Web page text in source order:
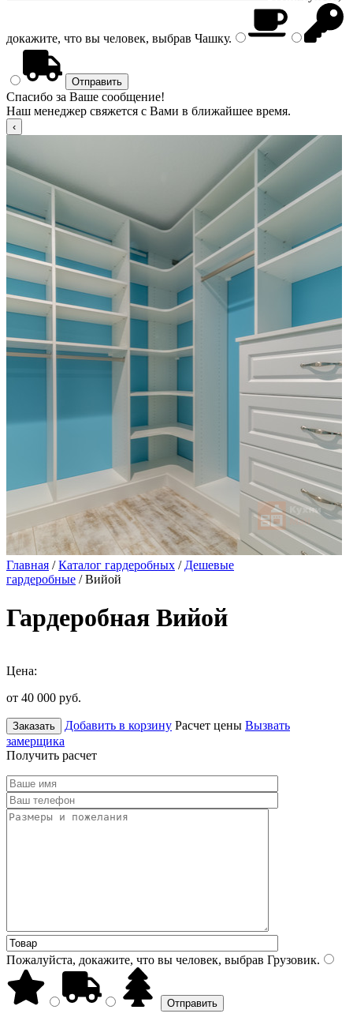
докажите, что вы человек, выбрав Чашку.
Спасибо за Ваше сообщение!
Наш менеджер свяжется с Вами в ближайшее время.
Главная /Каталог гардеробных / Дешевые
гардеробные / Вийой
Гардеробная Вийой
Цена:
от 40 000 руб.
Заказать Добавить в корзину Расчет цены Вызвать
замерщика
Получить расчет
Пожалуйста, докажите, что вы человек, выбрав Грузовик.